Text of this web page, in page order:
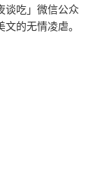
谈吃」微信公众
的无情凌虐。